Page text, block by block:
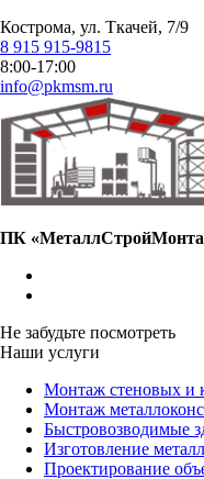
Кострома, ул. Ткачей, 7/9
8 915 915-9815
8:00-17:00
info@pkmsm.ru
ПК
Не забудьте посмотреть
Наши услуги
Монтаж стеновых и
Монтаж
Быстровозводимые
Изготовление
Проектирование